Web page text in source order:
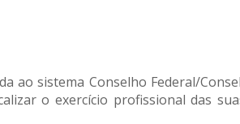
ao sistema Conselho Federal/
o exercício profissional das